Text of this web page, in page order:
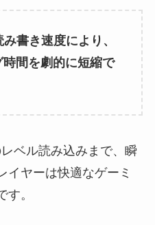
書き速度により、
間を劇的に短縮で
ベル読み込みまで、瞬
イヤーは快適なゲーミ
。